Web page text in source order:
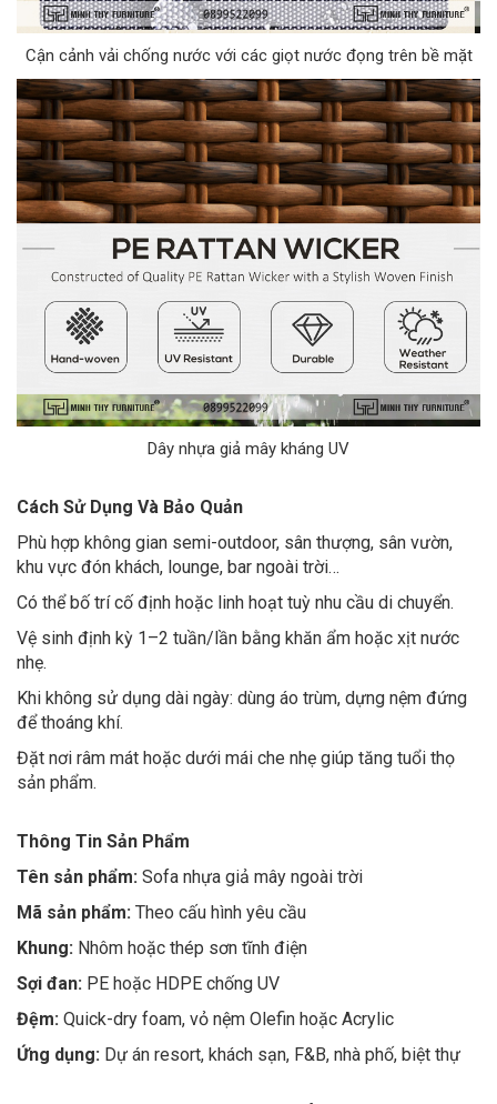
Cận cảnh vải chống nước với các giọt nước đọng trên bề mặt
Dây nhựa giả mây kháng UV
Cách Sử Dụng Và Bảo Quản
Phù hợp không gian semi-outdoor, sân thượng, sân vườn,
khu vực đón khách, lounge, bar ngoài trời…
Có thể bố trí cố định hoặc linh hoạt tuỳ nhu cầu di chuyển.
Vệ sinh định kỳ 1–2 tuần/lần bằng khăn ẩm hoặc xịt nước
nhẹ.
Khi không sử dụng dài ngày: dùng áo trùm, dựng nệm đứng
để thoáng khí.
Đặt nơi râm mát hoặc dưới mái che nhẹ giúp tăng tuổi thọ
sản phẩm.
Thông Tin Sản Phẩm
Tên sản phẩm: Sofa nhựa giả mây ngoài trời
Mã sản phẩm: Theo cấu hình yêu cầu
Khung: Nhôm hoặc thép sơn tĩnh điện
Sợi đan: PE hoặc HDPE chống UV
Đệm: Quick-dry foam, vỏ nệm Olefin hoặc Acrylic
Ứng dụng: Dự án resort, khách sạn, F&B, nhà phố, biệt thự